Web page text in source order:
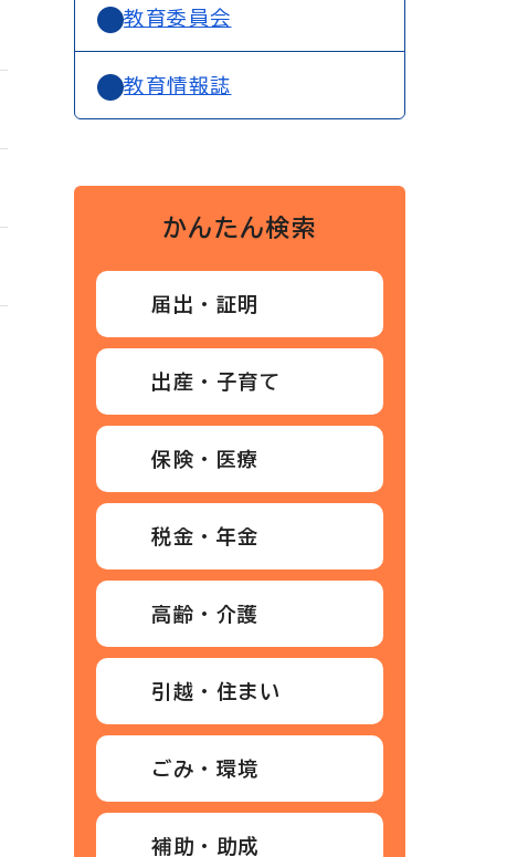
教育委員会
教育情報誌
かんたん検索
届出・証明
出産・子育て
保険・医療
税金・年金
高齢・介護
引越・住まい
ごみ・環境
補助・助成